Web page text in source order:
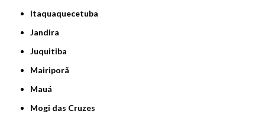
Itaquaquecetuba
Jandira
Juquitiba
Mairiporã
Mauá
Mogi das Cruzes